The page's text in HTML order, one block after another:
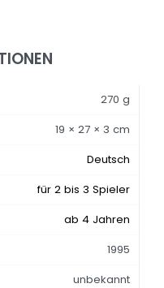
270 g
19 × 27 × 3 cm
Deutsch
für 2 bis 3 Spieler
ab 4 Jahren
1995
unbekannt